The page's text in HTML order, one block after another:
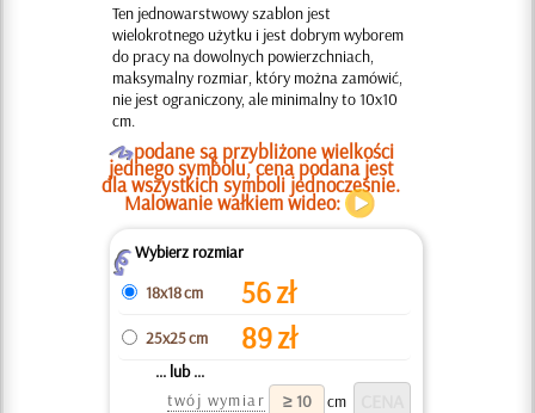
Ten jednowarstwowy szablon jest
wielokrotnego użytku i jest dobrym wyborem
do pracy na dowolnych powierzchniach,
maksymalny rozmiar, który można zamówić,
nie jest ograniczony, ale minimalny to 10x10
cm.
Opodane są przybliżone wielkości
jednego symbolu, cena podana jest
dla wszystkich symboli jednocześnie.
Malowanie wałkiem wideo:
ZWybierz rozmiar
18x18 cm
56zł
25x25 cm 89zł
... lub ...
twój wymiar
cm